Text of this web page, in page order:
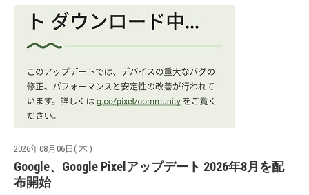
2026年08月06日( 木 )
Google、Google Pixelアップデート 2026年8月を配
布開始